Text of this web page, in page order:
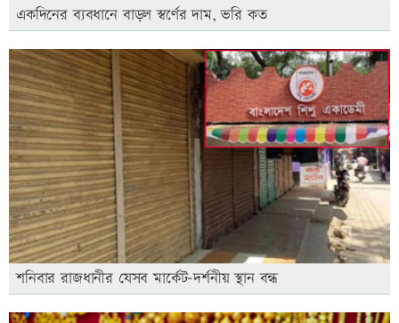
একদিনের ব্যবধানে বাড়ল স্বর্ণের দাম, ভরি কত
শনিবার রাজধানীর যেসব মার্কেট-দর্শনীয় স্থান বন্ধ